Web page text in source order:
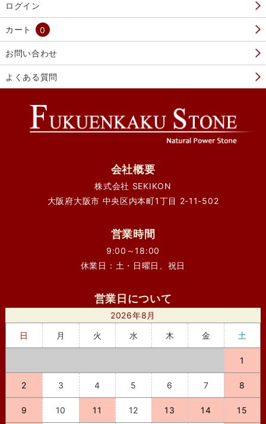
ログイン
カート 0
お問い合わせ
よくある質問
会社概要
株式会社 SEKIKON
大阪府大阪市 中央区内本町1丁目 2-11-502
営業時間
9:00～18:00
休業日：土・日曜日、祝日
営業日について
2026年8月
日
月 火 水 木 金 土
1
2 3 4 5 6 7 8
9 10 11 12 13 14 15